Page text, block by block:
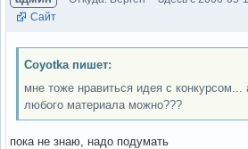
Сайт
Coyotka пишет:
мне тоже нравиться идея с конкурсом...
любого материала можно???
пока не знаю, надо подумать